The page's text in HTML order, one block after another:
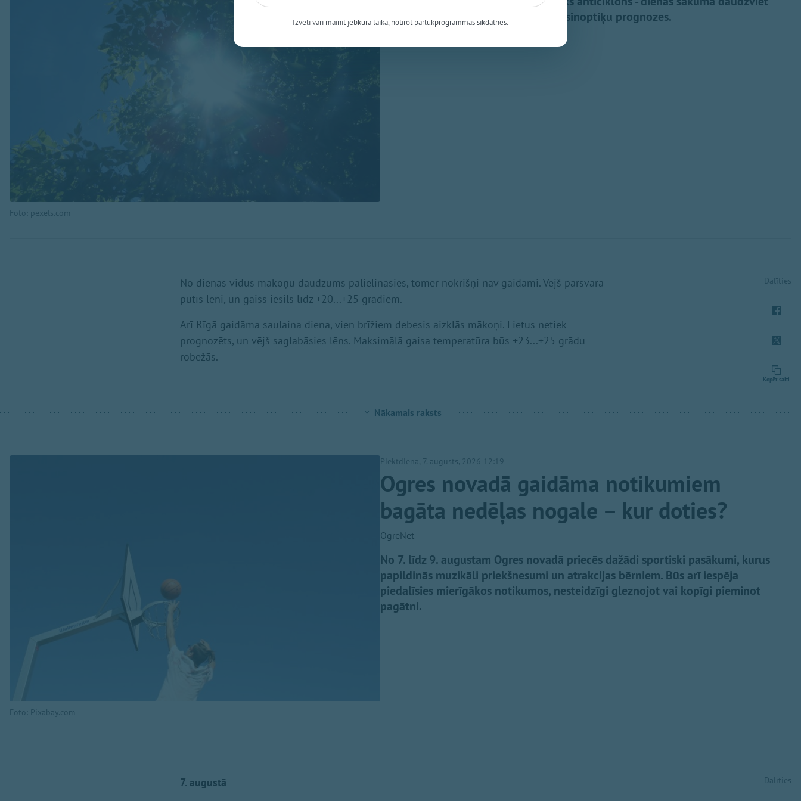
Foto: pexels.com
valstī saulains un sauss laiks, liecina sinoptiķu prognozes.
No dienas vidus mākoņu daudzums palielināsies, tomēr nokrišņi nav gaidāmi. Vējš pārsvarā
pūtīs lēni, un gaiss iesils līdz +20...+25 grādiem.
Arī Rīgā gaidāma saulaina diena, vien brīžiem debesis aizklās mākoņi. Lietus netiek
prognozēts, un vējš saglabāsies lēns. Maksimālā gaisa temperatūra būs +23...+25 grādu
robežās.
Dalīties
Kopēt saiti
Nākamais raksts
Foto: Pixabay.com
Piektdiena, 7. augusts, 2026 12:19
Ogres novadā gaidāma notikumiem
bagāta nedēļas nogale – kur doties?
OgreNet
No 7. līdz 9. augustam Ogres novadā priecēs dažādi sportiski pasākumi, kurus
papildinās muzikāli priekšnesumi un atrakcijas bērniem. Būs arī iespēja
piedalīsies mierīgākos notikumos, nesteidzīgi gleznojot vai kopīgi pieminot
pagātni.
7. augustā
Dalīties
Izvēli vari mainīt jebkurā laikā, notīrot pārlūkprogrammas sīkdatnes.